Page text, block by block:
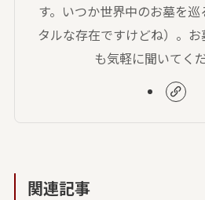
す。いつか世界中のお墓を
タルな存在ですけどね）。
も気軽に聞いてく
関連記事